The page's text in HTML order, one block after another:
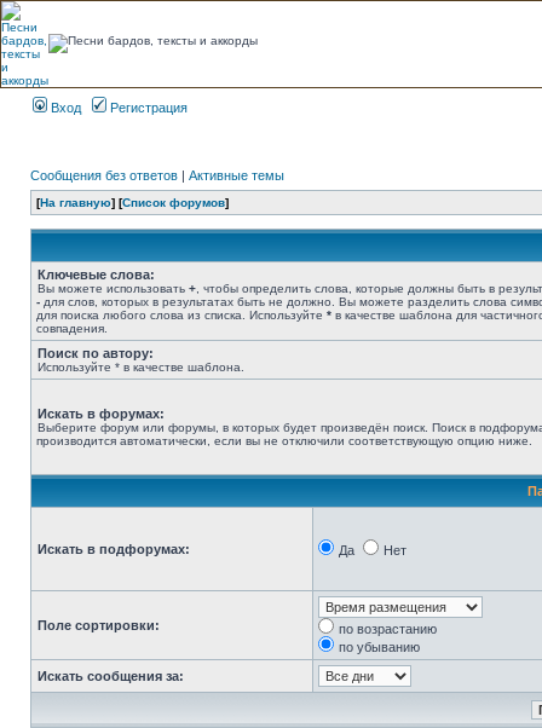
Вход Регистрация
Сообщения без ответов | Активные темы
[На главную] [Список форумов]
Ключевые слова:
Вы можете использовать + , чтобы определить слова, которые должны быть в
- для слов, которых в результатах быть не должно. Вы можете разделить слова
для поиска любого слова из списка. Используйте * в качестве шаблона для
совпадения.
Поиск по автору:
Используйте * в качестве шаблона.
Искать в форумах:
Выберите форум или форумы, в которых будет произведён поиск. Поиск в
производится автоматически, если вы не отключили соответствующую опцию ниже.
Искать в подфорумах: Да Нет
Поле сортировки:
по возрастанию
по убыванию
Искать сообщения за: